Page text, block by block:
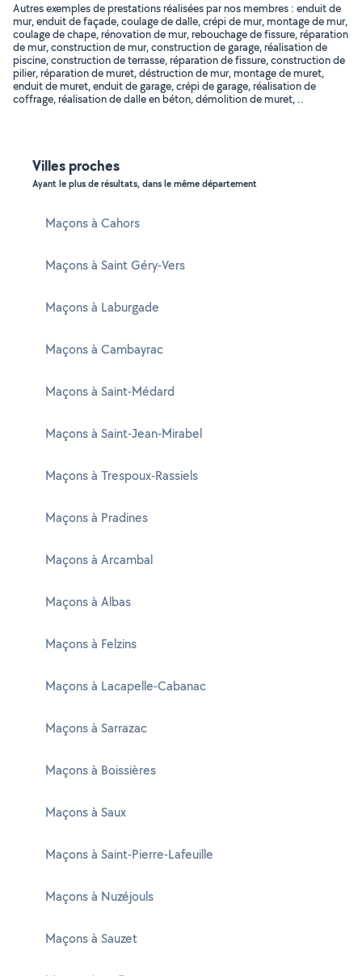
Autres exemples de prestations réalisées par nos membres : enduit de
mur, enduit de façade, coulage de dalle, crépi de mur, montage de mur,
coulage de chape, rénovation de mur, rebouchage de fissure, réparation
de mur, construction de mur, construction de garage, réalisation de
piscine, construction de terrasse, réparation de fissure, construction de
pilier, réparation de muret, déstruction de mur, montage de muret,
enduit de muret, enduit de garage, crépi de garage, réalisation de
coffrage, réalisation de dalle en béton, démolition de muret, ..
Villes proches
Ayant le plus de résultats, dans le même département
Maçons à Cahors
Maçons à Saint Géry-Vers
Maçons à Laburgade
Maçons à Cambayrac
Maçons à Saint-Médard
Maçons à Saint-Jean-Mirabel
Maçons à Trespoux-Rassiels
Maçons à Pradines
Maçons à Arcambal
Maçons à Albas
Maçons à Felzins
Maçons à Lacapelle-Cabanac
Maçons à Sarrazac
Maçons à Boissières
Maçons à Saux
Maçons à Saint-Pierre-Lafeuille
Maçons à Nuzéjouls
Maçons à Sauzet